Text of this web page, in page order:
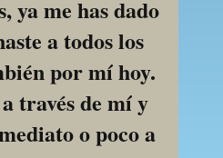
ya me has dado
a todos los
por mí hoy.
través de mí y
o poco a